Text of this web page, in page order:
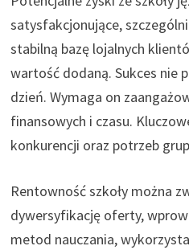
satysfakcjonujące,
stabilną bazę lojalnych
wartość dodaną. Sukces nie
dzień. Wymaga on
finansowych i czasu.
konkurencji oraz potrzeb
Rentowność szkoły można
dywersyfikację oferty,
metod nauczania,